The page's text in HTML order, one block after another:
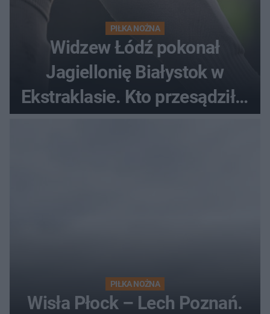
PIŁKA NOŻNA
Widzew Łódź pokonał
Jagiellonię Białystok w
Ekstraklasie. Kto przesądził o
losach meczu?
PIŁKA NOŻNA
Wisła Płock – Lech Poznań.